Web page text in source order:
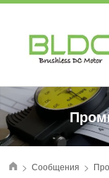
首页
> Сообщения >